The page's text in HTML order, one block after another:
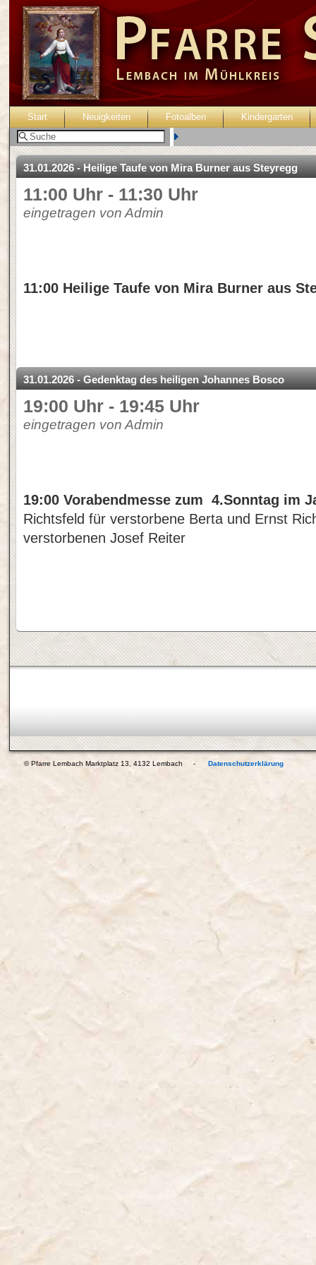
Start Neuigkeiten Fotoalben Kindergarten
31.01.2026 - Heilige Taufe von Mira Burner aus Steyregg
11:00 Uhr - 11:30 Uhr
eingetragen von Admin
11:00 Heilige Taufe von Mira Burner aus
31.01.2026 - Gedenktag des heiligen Johannes Bosco
19:00 Uhr - 19:45 Uhr
eingetragen von Admin
19:00 Vorabendmesse zum 4.Sonntag im
Richtsfeld für verstorbene Berta und Ernst
verstorbenen Josef Reiter
© Pfarre Lembach Marktplatz 13, 4132 Lembach - Datenschutzerklärung